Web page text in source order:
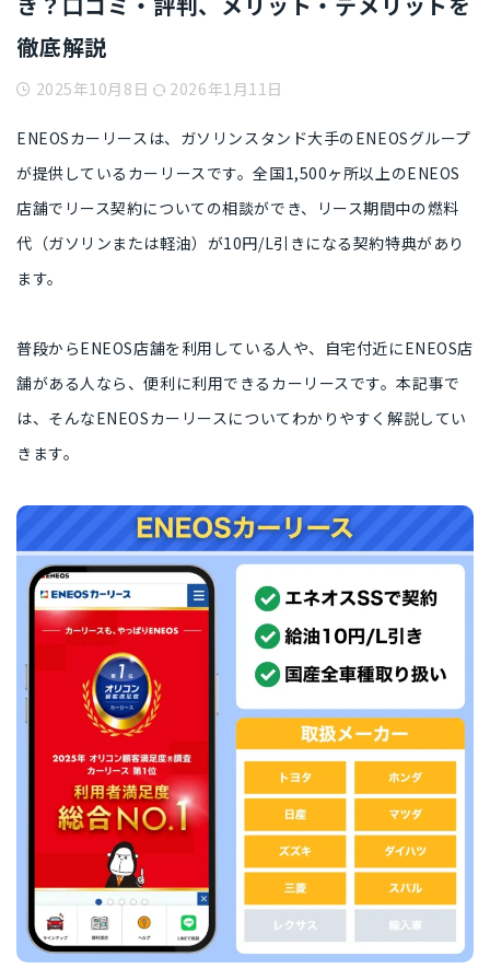
徹底解説
2025年10月8日 2026年1月11日
ENEOSカーリースは、 ガソリンスタンド大手のENEOSグループ
が提供しているカーリース です。全国1,500ヶ所以上のENEOS
店舗でリース契約についての相談ができ、リース期間中の燃料
代（ガソリンまたは軽油）が10円/L引きになる契約特典があり
ます。
普段からENEOS店舗を利用している人 や、
自宅付近にENEOS店
舗がある人 なら、便利に利用できるカーリースです。本記事で
は、そんなENEOSカーリースについてわかりやすく解説してい
きます。